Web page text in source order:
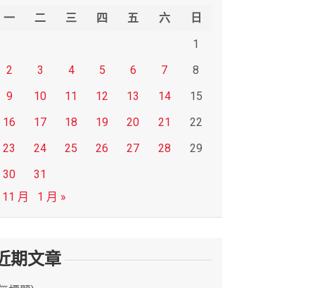
一 二 三 四 五 六
日
1
2
3 4 5 6 7
8
9
10 11 12 13 14
15
16
17 18 19 20 21
22
23
24 25 26 27 28
29
30
31
月
1 月 »
期文章